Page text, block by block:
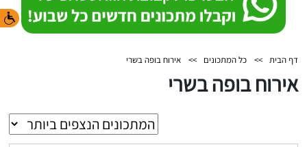
דף הבית >> כל המתכונים >> אירוח בופה בשרי
אירוח בופה בשרי